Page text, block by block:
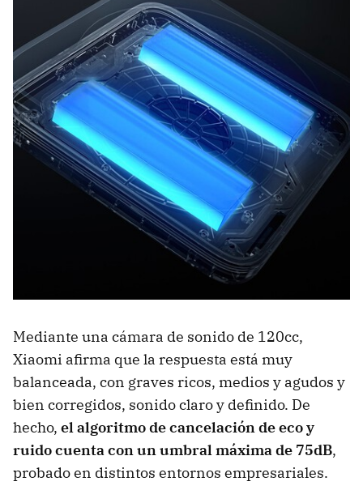
Mediante una cámara de sonido de 120cc,
Xiaomi afirma que la respuesta está muy
balanceada, con graves ricos, medios y agudos y
bien corregidos, sonido claro y definido. De
hecho, el algoritmo de cancelación de eco y
ruido cuenta con un umbral máxima de 75dB,
probado en distintos entornos empresariales.